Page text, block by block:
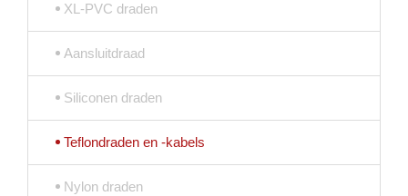
XL-PVC draden
Aansluitdraad
Siliconen draden
Teflondraden en -kabels
Nylon draden